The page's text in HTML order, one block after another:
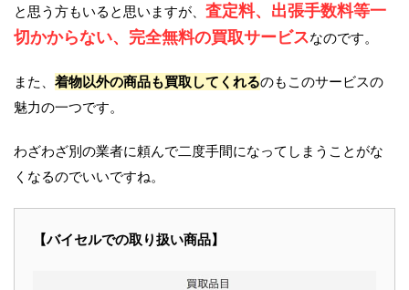
と思う方もいると思いますが、 査定料、出張手数料等一
切かからない、完全無料の買取サービスなのです。
また、 着物以外の商品も買取してくれるのもこのサービスの
魅力の一つです。
わざわざ別の業者に頼んで二度手間になってしまうことがな
くなるのでいいですね。
【バイセルでの取り扱い商品】